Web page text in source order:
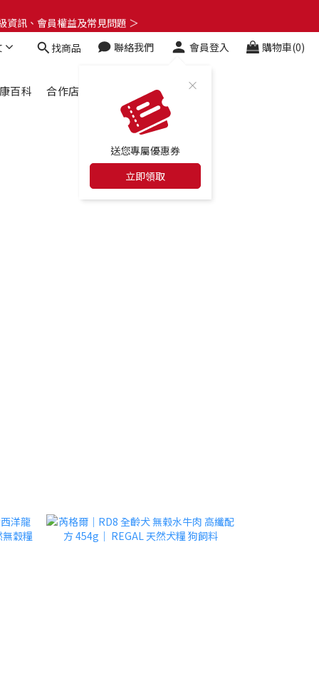
訊、會員權益及常見問題 ＞
訊、會員權益及常見問題 ＞
找商品 聯絡我們 會員登入
送您專屬優惠券
立即領取
購物車(0)
百科 合作店家 最新消息